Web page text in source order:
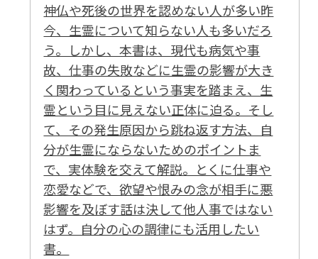
神仏や死後の世界を認めない人が多い昨
今、生霊について知らない人も多いだろ
う。しかし、本書は、現代も病気や事
故、仕事の失敗などに生霊の影響が大き
く関わっているという事実を踏まえ、生
霊という目に見えない正体に迫る。そし
て、その発生原因から跳ね返す方法、自
分が生霊にならないためのポイントま
で、実体験を交えて解説。とくに仕事や
恋愛などで、欲望や恨みの念が相手に悪
影響を及ぼす話は決して他人事ではない
はず。自分の心の調律にも活用したい
書。